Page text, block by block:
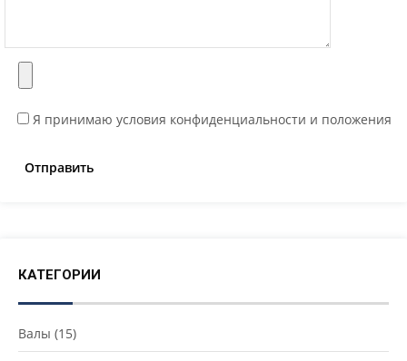
Я принимаю условия конфиденциальности и положения
КАТЕГОРИИ
Валы (15)